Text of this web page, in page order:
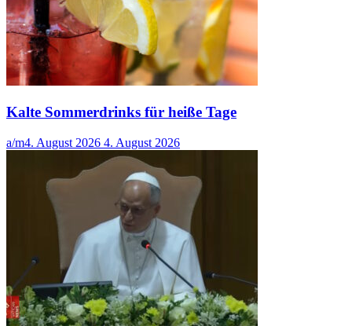
Kalte Sommerdrinks für heiße Tage
a/m4. August 2026 4. August 2026